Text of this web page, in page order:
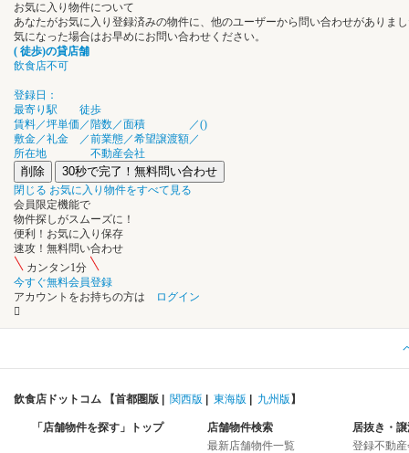
お気に入り物件について
あなたがお気に入り登録済みの物件に、他のユーザーから問い合わせがありま
気になった場合はお早めにお問い合わせください。
( 徒歩)の貸店舗
飲食店不可
登録日：
最寄り駅
徒歩
賃料／坪単価 ／ 階数／面積 ／()
敷金／礼金
／前業態／希望譲渡額／
所在地
不動産会社
削除 30秒で完了！無料問い合わせ
閉じる お気に入り物件をすべて見る
会員限定機能で
物件探しがスムーズに ！
便利！ お気に入り保存
速攻！ 無料問い合わせ
カンタン1分
今すぐ無料会員登録
アカウントをお持ちの方は
ログイン
飲食店ドットコム 【首都圏版 関西版 東海版 九州版 】
「店舗物件を探す」トップ
店舗物件検索
最新店舗物件一覧
居抜き・
登録不動